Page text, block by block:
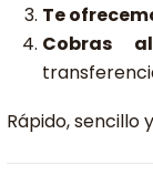
Te
Cobras
Rápido, sencillo